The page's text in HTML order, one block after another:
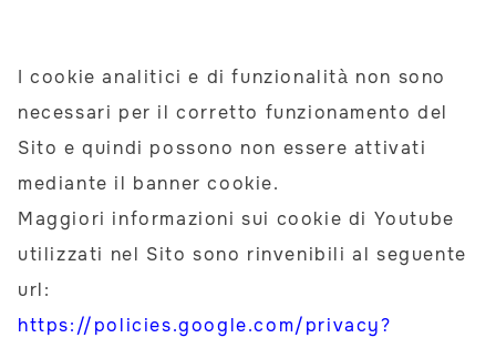
I cookie analitici e di funzionalità non sono
necessari per il corretto funzionamento del
Sito e quindi possono non essere attivati
mediante il banner cookie.
Maggiori informazioni sui cookie di Youtube
utilizzati nel Sito sono rinvenibili al seguente
url:
https://policies.google.com/privacy?